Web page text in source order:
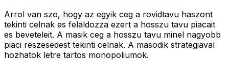
Arrol van szo, hogy az egyik ceg a rovidtavu haszont
tekinti celnak es felaldozza ezert a hosszu tavu piacait
es beveteleit. A masik ceg a hosszu tavu minel nagyobb
piaci reszesedest tekinti celnak. A masodik strategiaval
hozhatok letre tartos monopoliumok.